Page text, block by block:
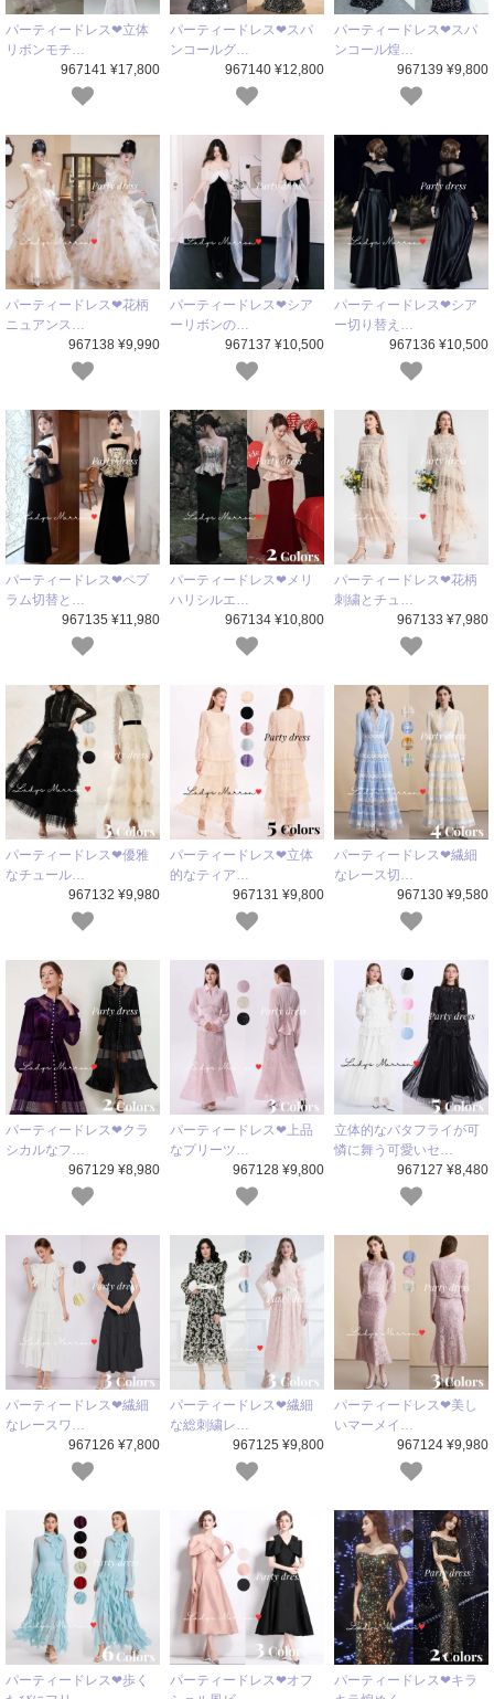
パーティードレス❤立体
リボンモチ…
967141 ¥17,800
パーティードレス❤スパ
ンコールグ…
967140 ¥12,800
パーティードレス❤スパ
ンコール煌…
967139 ¥9,800
パーティードレス❤花柄
ニュアンス…
967138 ¥9,990
パーティードレス❤シア
ーリボンの…
967137 ¥10,500
パーティードレス❤シア
ー切り替え…
967136 ¥10,500
パーティードレス❤ペプ
ラム切替と…
967135 ¥11,980
パーティードレス❤メリ
ハリシルエ…
967134 ¥10,800
パーティードレス❤花柄
刺繍とチュ…
967133 ¥7,980
パーティードレス❤優雅
なチュール…
967132 ¥9,980
パーティードレス❤立体
的なティア…
967131 ¥9,800
パーティードレス❤繊細
なレース切…
967130 ¥9,580
パーティードレス❤クラ
シカルなフ…
967129 ¥8,980
パーティードレス❤上品
なプリーツ…
967128 ¥9,800
立体的なバタフライが可
憐に舞う可愛いセ…
967127 ¥8,480
パーティードレス❤繊細
なレースワ…
967126 ¥7,800
パーティードレス❤繊細
な総刺繍レ…
967125 ¥9,800
パーティードレス❤美し
いマーメイ…
967124 ¥9,980
パーティードレス❤歩く
パーティードレス❤オフ
パーティードレス❤キラ